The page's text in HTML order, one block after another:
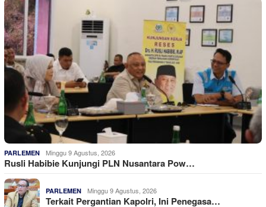
PARLEMEN Minggu 9 Agustus, 2026
Rusli Habibie Kunjungi PLN Nusantara Pow…
PARLEMEN Minggu 9 Agustus, 2026
Terkait Pergantian Kapolri, Ini Penegasa…